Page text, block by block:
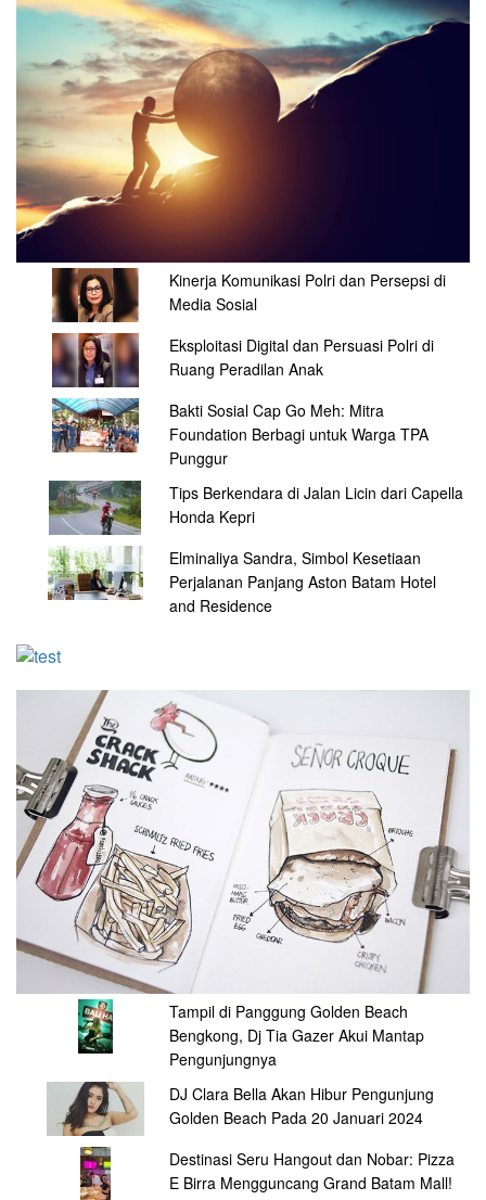
Kinerja Komunikasi Polri dan Persepsi di
Media Sosial
Eksploitasi Digital dan Persuasi Polri di
Ruang Peradilan Anak
Bakti Sosial Cap Go Meh: Mitra
Foundation Berbagi untuk Warga TPA
Punggur
Tips Berkendara di Jalan Licin dari Capella
Honda Kepri
Elminaliya Sandra, Simbol Kesetiaan
Perjalanan Panjang Aston Batam Hotel
and Residence
Tampil di Panggung Golden Beach
Bengkong, Dj Tia Gazer Akui Mantap
Pengunjungnya
DJ Clara Bella Akan Hibur Pengunjung
Golden Beach Pada 20 Januari 2024
Destinasi Seru Hangout dan Nobar: Pizza
E Birra Mengguncang Grand Batam Mall!